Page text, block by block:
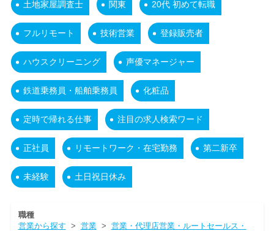
土地家屋調査士 関東 20代 初めて転職
フルリモート 技術営業 登録販売者
ハウスクリーニング 声優マネージャー
鉄道乗務員・船舶乗務員 化粧品
定時で帰れる仕事 注目の求人検索ワード
正社員 リモートワーク・在宅勤務 第二新卒
未経験 土日祝日休み
職種
営業から探す > 営業> 営業・代理店営業・ルートセールス・